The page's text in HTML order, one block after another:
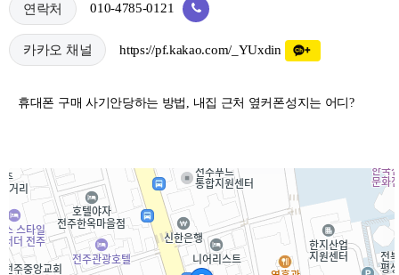
연락처 010-4785-0121
카카오 채널 https://pf.kakao.com/_YUxdin
휴대폰 구매 사기안당하는 방법, 내집 근처 옆커폰성지는 어디?